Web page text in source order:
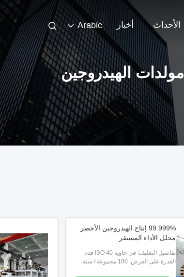
الأحداث أخبار Arabic
مولدات الهيدروجين
99.999% إنتاج الهيدروجين الأخضر
محلل الأداء المستقر
تفاصيل التغليف: في حاوية ISO 40 قدم
القدرة على العرض: 100 مجموعة / سنة